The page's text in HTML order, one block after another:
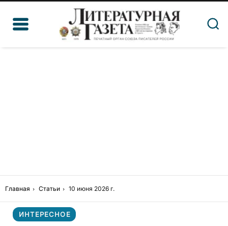
Главная Статьи 10 июня 2026 г.
ИНТЕРЕСНОЕ